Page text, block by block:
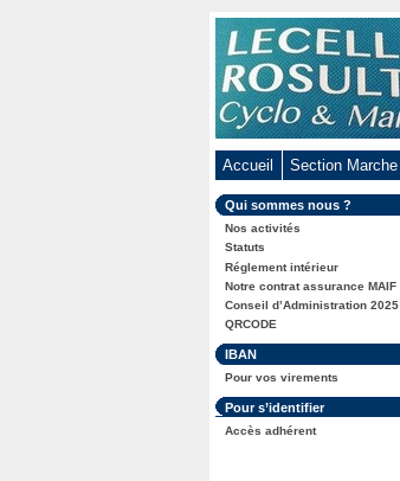
Accueil Section Marche
Dans
la
rubrique
:
Qui sommes nous ?
Nos activités
Statuts
Réglement intérieur
Notre contrat assurance MAIF
Conseil d’Administration 2025
QRCODE
Dans
la
rubrique
:
IBAN
Pour vos virements
Dans
la
rubrique
Pour s’identifier
Accès adhérent